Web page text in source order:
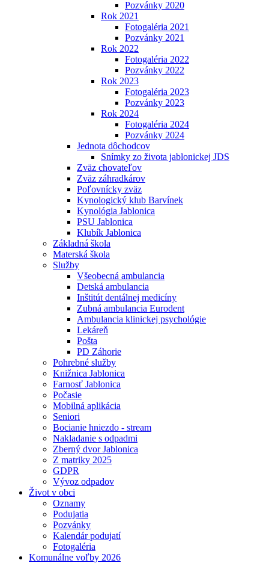
Pozvánky 2020
Rok 2021
Fotogaléria 2021
Pozvánky 2021
Rok 2022
Fotogaléria 2022
Pozvánky 2022
Rok 2023
Fotogaléria 2023
Pozvánky 2023
Rok 2024
Fotogaléria 2024
Pozvánky 2024
Jednota dôchodcov
Snímky zo života jablonickej JDS
Zväz chovateľov
Zväz záhradkárov
Poľovnícky zväz
Kynologický klub Barvínek
Kynológia Jablonica
PSU Jablonica
Klubík Jablonica
Základná škola
Materská škola
Služby
Všeobecná ambulancia
Detská ambulancia
Inštitút dentálnej medicíny
Zubná ambulancia Eurodent
Ambulancia klinickej psychológie
Lekáreň
Pošta
PD Záhorie
Pohrebné služby
Knižnica Jablonica
Farnosť Jablonica
Počasie
Mobilná aplikácia
Seniori
Bocianie hniezdo - stream
Nakladanie s odpadmi
Zberný dvor Jablonica
Z matriky 2025
GDPR
Vývoz odpadov
Život v obci
Oznamy
Podujatia
Pozvánky
Kalendár podujatí
Fotogaléria
Komunálne voľby 2026